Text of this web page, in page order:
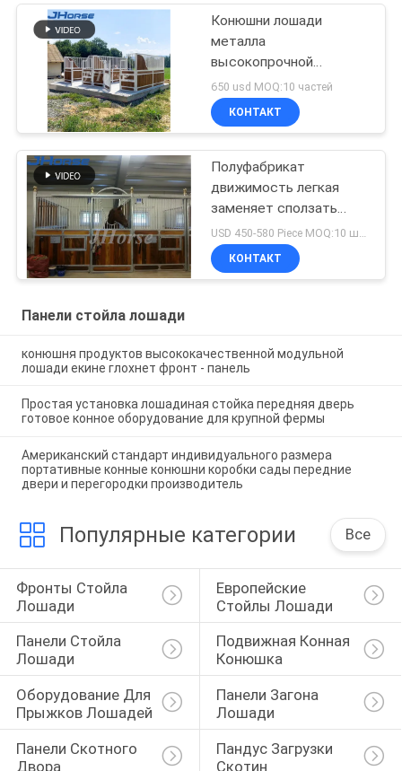
Конюшни лошади
металла
высокопрочной
стальной рамки трубки
prefab с крышей
продолжительной
650 usd MOQ:10 частей
КОНТАКТ
Полуфабрикат
движимость легкая
заменяет сползать
европейскую лошадь
стойл противостоит
панели
КОНТАКТ
Панели стойла лошади
конюшня продуктов высококачественной модульной
лошади екине глохнет фронт - панель
Простая установка лошадиная стойка передняя дверь
готовое конное оборудование для крупной фермы
Американский стандарт индивидуального размера
портативные конные конюшни коробки сады передние
двери и перегородки производитель
Популярные категории Все
Фронты Стойла
Лошади
Европейские
Стойлы Лошади
Панели Стойла
Лошади
Подвижная Конная
Конюшка
Оборудование Для
Прыжков Лошадей
Панели Загона
Лошади
Панели Скотного
Двора
Пандус Загрузки
Скотин